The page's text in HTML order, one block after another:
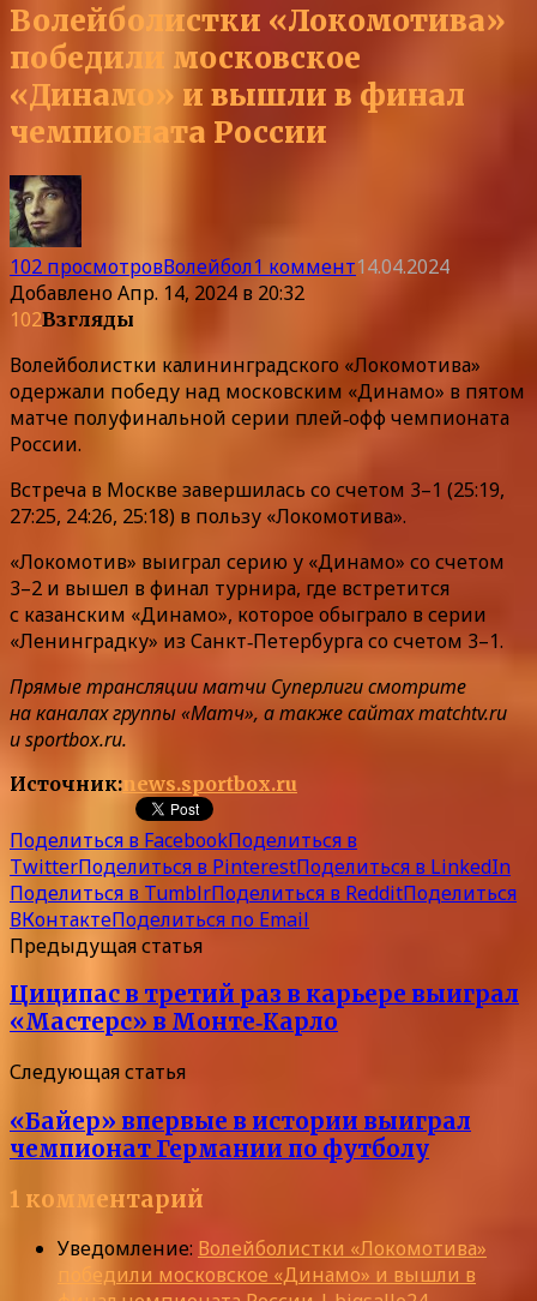
Волейболистки «Локомотива»
победили московское
«Динамо» и вышли в финал
чемпионата России
102 просмотровВолейбол1 коммент14.04.2024
ДобавленоАпр. 14, 2024 в 20:32
102Взгляды
Волейболистки калининградского «Локомотива»
одержали победу над московским «Динамо» в пятом
матче полуфинальной серии плей‑офф чемпионата
России.
Встреча в Москве завершилась со счетом 3–1 (25:19,
27:25, 24:26, 25:18) в пользу «Локомотива».
«Локомотив» выиграл серию у «Динамо» со счетом
3–2 и вышел в финал турнира, где встретится
с казанским «Динамо», которое обыграло в серии
«Ленинградку» из Санкт‑Петербурга со счетом 3–1.
Прямые трансляции матчи Суперлиги смотрите
на каналах группы «Матч», а также сайтах matchtv.ru
и sportbox.ru.
Источник:news.sportbox.ru
Поделиться в FacebookПоделиться в
TwitterПоделиться в PinterestПоделиться в LinkedIn
Поделиться в TumblrПоделиться в RedditПоделиться
ВКонтактеПоделиться по Email
Предыдущая статья
Циципас в третий раз в карьере выиграл
«Мастерс» в Монте‑Карло
Следующая статья
«Байер» впервые в истории выиграл
чемпионат Германии по футболу
1 комментарий
Уведомление: Волейболистки «Локомотива»
победили московское «Динамо» и вышли в